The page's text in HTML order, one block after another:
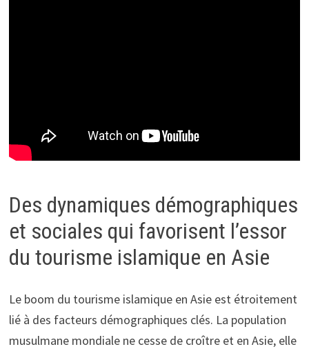
Des dynamiques démographiques
et sociales qui favorisent l’essor
du tourisme islamique en Asie
Le boom du tourisme islamique en Asie est étroitement
lié à des facteurs démographiques clés. La population
musulmane mondiale ne cesse de croître et en Asie, elle